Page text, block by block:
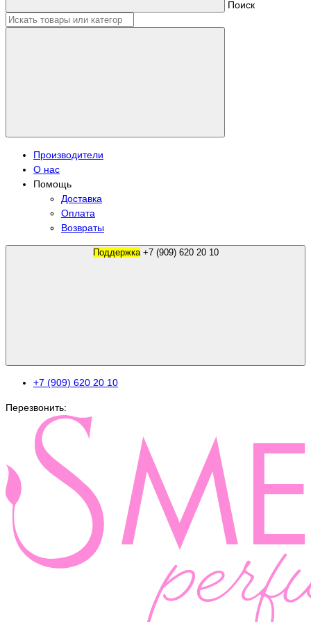
Поиск
Производители
О нас
Помощь
Доставка
Оплата
Возвраты
Поддержка +7 (909) 620 20 10
+7 (909) 620 20 10
Перезвонить: